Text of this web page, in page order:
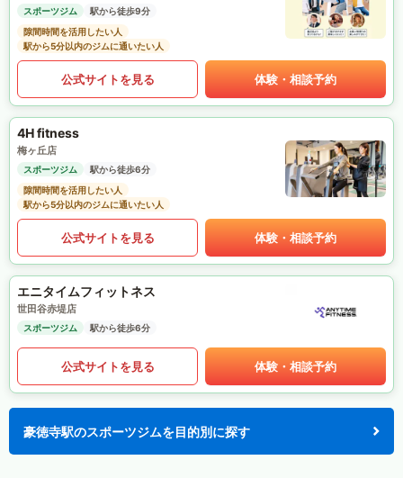
スポーツジム
駅から徒歩9分
隙間時間を活用したい人
駅から5分以内のジムに通いたい人
公式サイトを見る 体験・相談予約
4H fitness
梅ヶ丘店
スポーツジム
駅から徒歩6分
隙間時間を活用したい人
駅から5分以内のジムに通いたい人
公式サイトを見る 体験・相談予約
エニタイムフィットネス
世田谷赤堤店
スポーツジム 駅から徒歩6分
公式サイトを見る 体験・相談予約
豪徳寺駅のスポーツジムを目的別に探す